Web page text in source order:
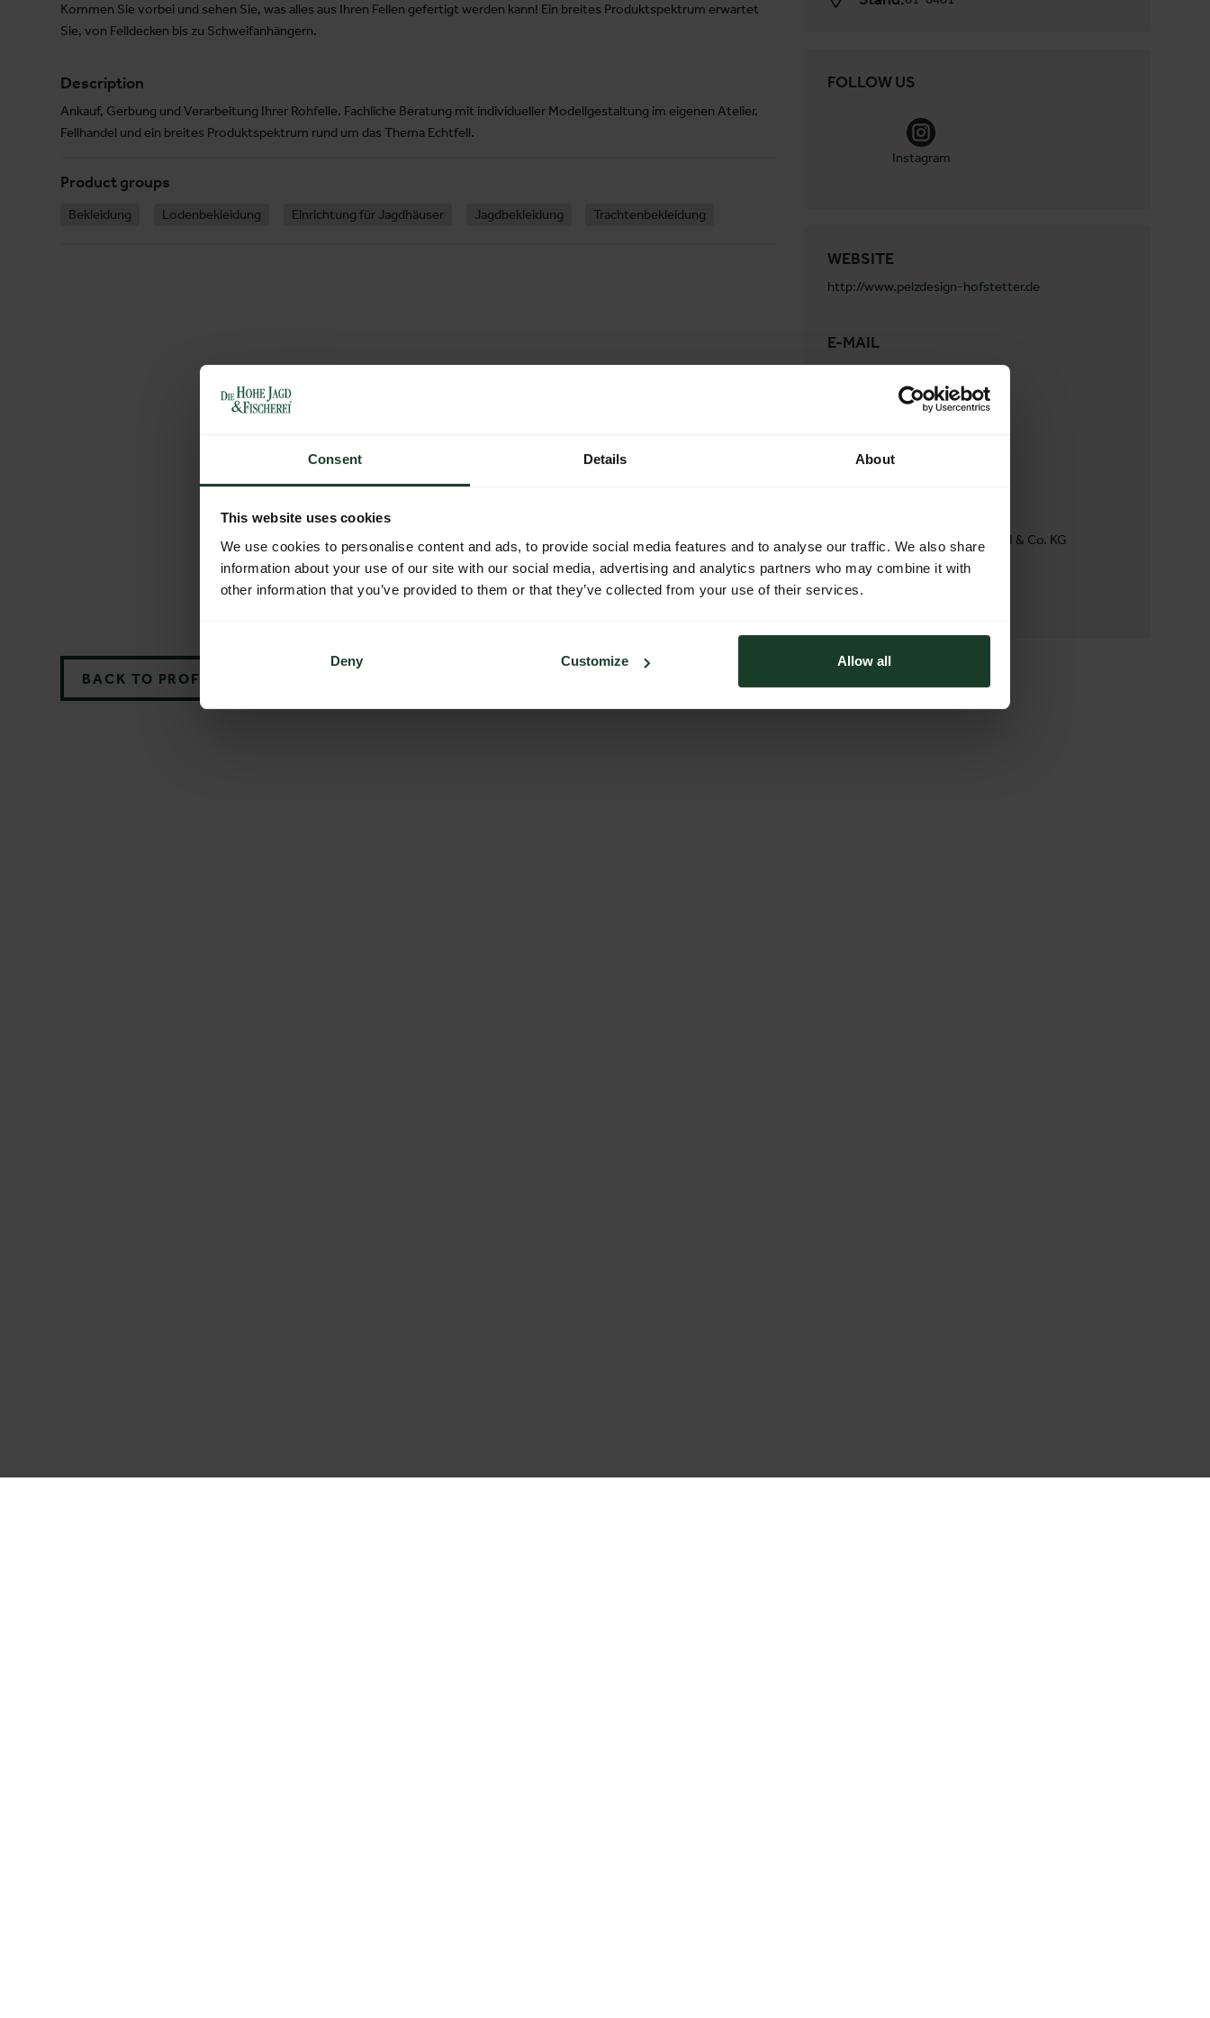
Consent Details About
This website uses cookies
We use cookies to personalise content and ads, to provide social media features and to analyse our traffic. We also share
information about your use of our site with our social media, advertising and analytics partners who may combine it with
other information that you’ve provided to them or that they’ve collected from your use of their services.
Deny Customize Allow all
Kommen Sie vorbei und sehen Sie, was alles aus Ihren Fellen gefertigt werden kann! Ein breites Produktspektrum erwartet
Sie, von Felldecken bis zu Schweifanhängern.
Description
Ankauf, Gerbung und Verarbeitung Ihrer Rohfelle. Fachliche Beratung mit individueller Modellgestaltung im eigenen Atelier.
Fellhandel und ein breites Produktspektrum rund um das Thema Echtfell.
Product groups
Bekleidung Lodenbekleidung Einrichtung für Jagdhäuser Jagdbekleidung Trachtenbekleidung
FOLLOW US
Instagram
WEBSITE
http://www.pelzdesign-hofstetter.de
E-MAIL
info@pelzdesign-hofstetter.de
4999762000330
Hofstetter Pelz & Design GmbH & Co. KG
Neunburger Straße 15
92444 Rötz
BACK TO PROFILES LIST